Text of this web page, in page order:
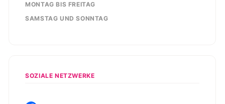
MONTAG BIS FREITAG
SAMSTAG UND SONNTAG
SOZIALE NETZWERKE